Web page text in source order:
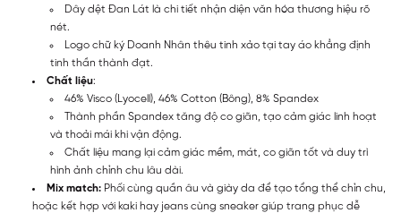
Dây dệt Đan Lát là chi tiết nhận diện văn hóa thương hiệu rõ
nét.
Logo chữ ký Doanh Nhân thêu tinh xảo tại tay áo khẳng định
tinh thần thành đạt.
Chất liệu:
46% Visco (Lyocell), 46% Cotton (Bông), 8% Spandex
Thành phần Spandex tăng độ co giãn, tạo cảm giác linh hoạt
và thoải mái khi vận động.
Chất liệu mang lại cảm giác mềm, mát, co giãn tốt và duy trì
hình ảnh chỉnh chu lâu dài.
Mix match: Phối cùng quần âu và giày da để tạo tổng thể chỉn chu,
hoặc kết hợp với kaki hay jeans cùng sneaker giúp trang phục dễ